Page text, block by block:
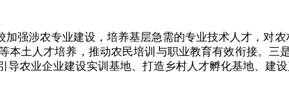
涉农专业建设，培养基层急需的专业技术人才，对农
土人才培养，推动农民培训与职业教育有效衔接。三
农业企业建设实训基地、打造乡村人才孵化基地、建设